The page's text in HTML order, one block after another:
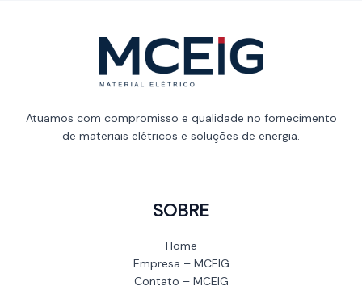
Atuamos com compromisso e qualidade no fornecimento
de materiais elétricos e soluções de energia.
SOBRE
Home
Empresa – MCEIG
Contato – MCEIG